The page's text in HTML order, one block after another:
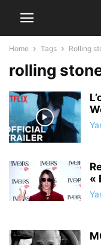
Home Tags Rolling
rolling
«